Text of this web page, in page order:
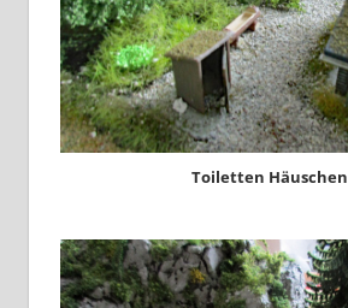
Toiletten Häuschen